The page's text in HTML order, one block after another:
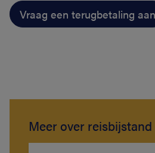
Vraag een terugbetaling aan
Meer over reisbijstand